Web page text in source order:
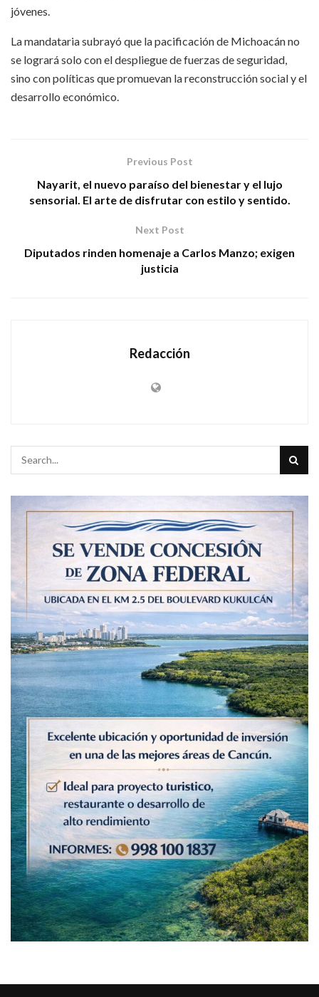
jóvenes.
La mandataria subrayó que la pacificación de Michoacán no
se logrará solo con el despliegue de fuerzas de seguridad,
sino con políticas que promuevan la reconstrucción social y el
desarrollo económico.
Previous Post
Nayarit, el nuevo paraíso del bienestar y el lujo
sensorial. El arte de disfrutar con estilo y sentido.
Next Post
Diputados rinden homenaje a Carlos Manzo; exigen
justicia
Redacción